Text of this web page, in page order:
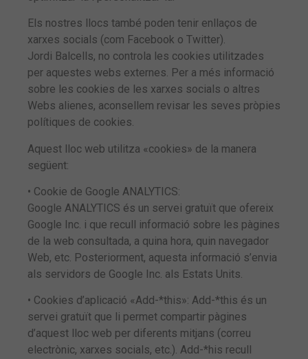
Els nostres llocs també poden tenir enllaços de
xarxes socials (com Facebook o Twitter).
Jordi Balcells, no controla les cookies utilitzades
per aquestes webs externes. Per a més informació
sobre les cookies de les xarxes socials o altres
Webs alienes, aconsellem revisar les seves pròpies
polítiques de cookies.
Aquest lloc web utilitza «cookies» de la manera
següent:
• Cookie de Google ANALYTICS:
Google ANALYTICS és un servei gratuït que ofereix
Google Inc. i que recull informació sobre les pàgines
de la web consultada, a quina hora, quin navegador
Web, etc. Posteriorment, aquesta informació s’envia
als servidors de Google Inc. als Estats Units.
• Cookies d’aplicació «Add-*this»: Add-*this és un
servei gratuït que li permet compartir pàgines
d’aquest lloc web per diferents mitjans (correu
electrònic, xarxes socials, etc.). Add-*his recull